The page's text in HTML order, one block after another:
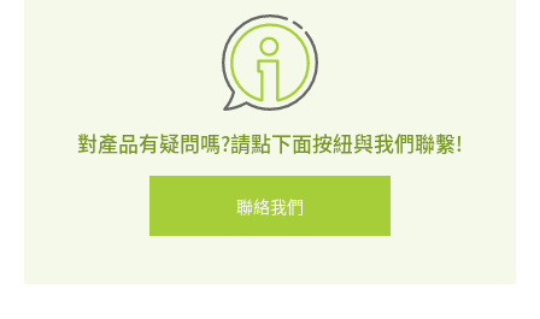
對產品有疑問嗎?請點下面按紐與我們聯繫!
聯絡我們